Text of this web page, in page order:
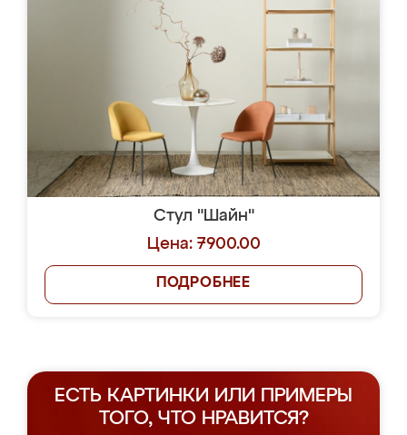
Стул "Шайн"
Цена: 7900.00
ПОДРОБНЕЕ
ЕСТЬ КАРТИНКИ ИЛИ ПРИМЕРЫ
ТОГО, ЧТО НРАВИТСЯ?